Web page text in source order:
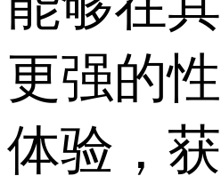
更强的
体验，